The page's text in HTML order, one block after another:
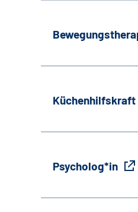
Küchenhilfskraft
Psycholog*in